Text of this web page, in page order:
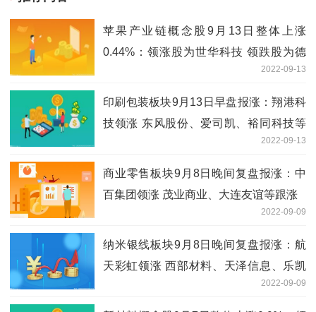
苹果产业链概念股9月13日整体上涨
0.44%：领涨股为世华科技 领跌股为德
2022-09-13
印刷包装板块9月13日早盘报涨：翔港科
技领涨 东风股份、爱司凯、裕同科技等
2022-09-13
商业零售板块9月8日晚间复盘报涨：中
百集团领涨 茂业商业、大连友谊等跟涨
2022-09-09
纳米银线板块9月8日晚间复盘报涨：航
天彩虹领涨 西部材料、天泽信息、乐凯
2022-09-09